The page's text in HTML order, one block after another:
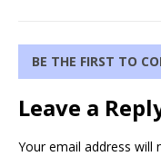
BE THE FIRST TO
Leave a
Your email address will